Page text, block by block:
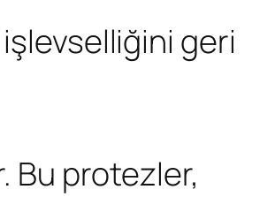
geri
Bu protezler,